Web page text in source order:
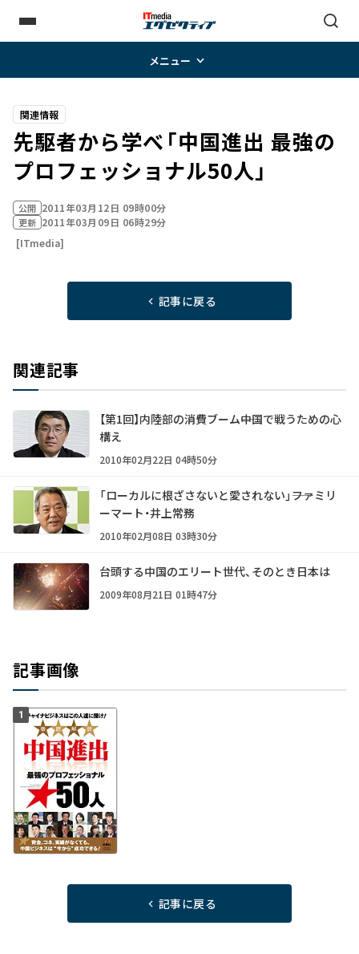
メニュー
関連情報
先駆者から学べ――「中国進出 最強の
プロフェッショナル50人」
公開 2011年03月12日 09時00分
更新 2011年03月09日 06時29分
[ITmedia]
記事に戻る
関連記事
【第1回】内陸部の消費ブーム――中国で戦うための心
構え
2010年02月22日 04時50分
「ローカルに根ざさないと愛されない」――ファミリ
ーマート・井上常務
2010年02月08日 03時30分
台頭する中国のエリート世代、そのとき日本は
2009年08月21日 01時47分
記事画像
1
記事に戻る